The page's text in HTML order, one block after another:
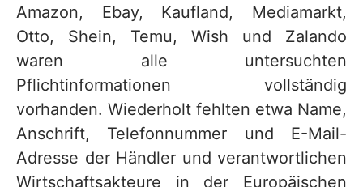
Amazon, Ebay, Kaufland, Mediamarkt,
Otto, Shein, Temu, Wish und Zalando
waren alle untersuchten
Pflichtinformationen vollständig
vorhanden. Wiederholt fehlten etwa Name,
Anschrift, Telefonnummer und E-Mail-
Adresse der Händler und verantwortlichen
Wirtschaftsakteure in der Europäischen